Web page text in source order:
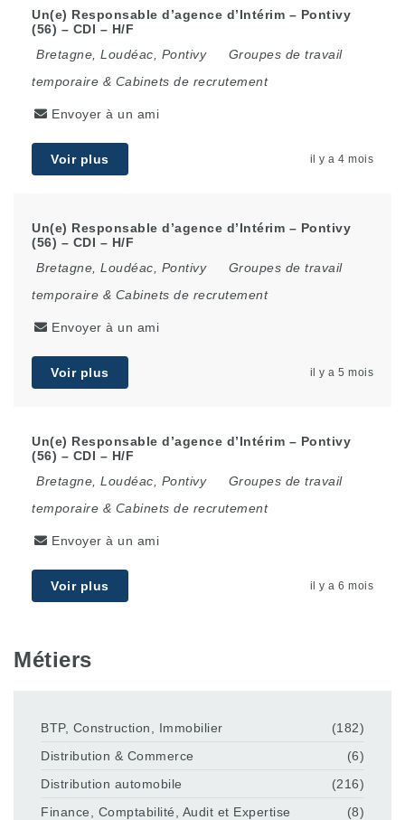
Un(e) Responsable d’agence d’Intérim – Pontivy
(56) – CDI – H/F
Bretagne Loudéac Pontivy
Groupes de travail
temporaire & Cabinets de recrutement
Envoyer à un ami
Voir plus il y a 4 mois
Un(e) Responsable d’agence d’Intérim – Pontivy
(56) – CDI – H/F
Bretagne Loudéac Pontivy
Groupes de travail
temporaire & Cabinets de recrutement
Envoyer à un ami
Voir plus il y a 5 mois
Un(e) Responsable d’agence d’Intérim – Pontivy
(56) – CDI – H/F
Bretagne Loudéac Pontivy
Groupes de travail
temporaire & Cabinets de recrutement
Envoyer à un ami
Voir plus il y a 6 mois
Métiers
BTP, Construction, Immobilier
(182)
Distribution & Commerce
(6)
Distribution automobile
(216)
Finance, Comptabilité, Audit et Expertise
(8)